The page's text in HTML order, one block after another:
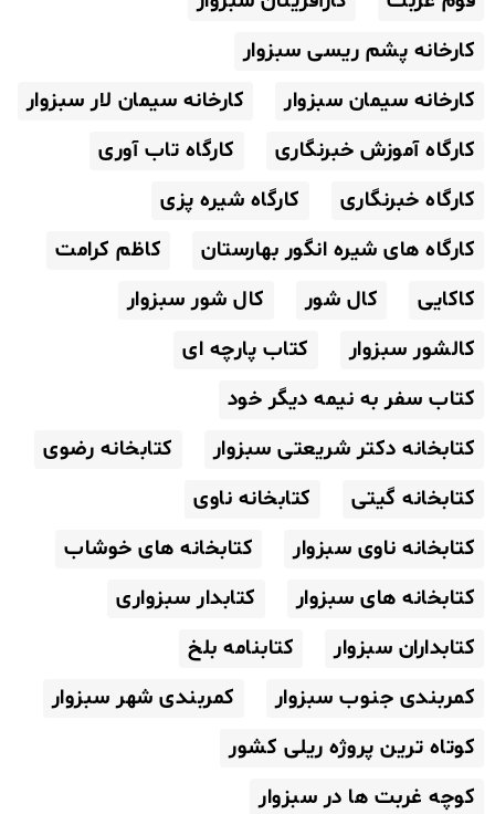
کارخانه پشم ریسی سبزوار
کارخانه سیمان سبزوار
کارخانه سیمان لار سبزوار
کارگاه آموزش خبرنگاری
کارگاه تاب آوری
کارگاه خبرنگاری
کارگاه شیره پزی
کارگاه های شیره انگور بهارستان
کاظم کرامت
کاکایی
کال شور
کال شور سبزوار
کالشور سبزوار
کتاب پارچه ای
کتاب سفر به نیمه دیگر خود
کتابخانه دکتر شریعتی سبزوار
کتابخانه رضوی
کتابخانه گیتی
کتابخانه ناوی
کتابخانه ناوی سبزوار
کتابخانه های خوشاب
کتابخانه های سبزوار
کتابدار سبزواری
کتابداران سبزوار
کتابنامه بلخ
کمربندی جنوب سبزوار
کمربندی شهر سبزوار
کوتاه ترین پروژه ریلی کشور
کوچه غربت ها در سبزوار